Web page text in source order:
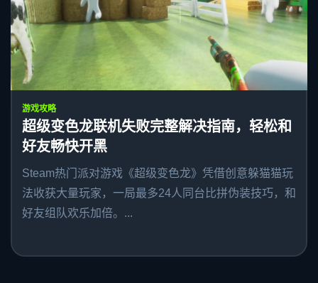
游戏攻略
超级变色龙联机失败完整解决指南，轻松和
好友畅快开黑
Steam热门派对游戏《超级变色龙》凭借创意躲猫猫玩
法收获大量玩家，一局最多24人同台比拼伪装技巧，和
好友组队欢乐加倍。...